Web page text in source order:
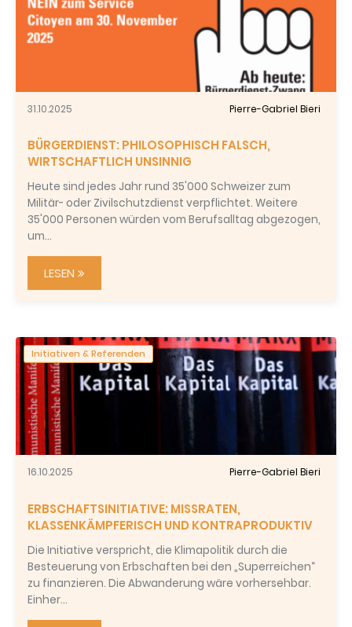
31.10.2025 Pierre-Gabriel Bieri
BÜRGERDIENST: PHILOSOPHISCH FALSCH,
WIRTSCHAFTLICH UNSINNIG
Heute sind jedes Jahr rund 35'000 Schweizer zum
Militär- oder Zivilschutzdienst verpflichtet. Weitere
35'000 Personen würden vom Berufsalltag abgezogen,
um…
LESEN
Initiativen & Referenden
16.10.2025 Pierre-Gabriel Bieri
ERBSCHAFTSINITIATIVE: MISSRATEN,
KLASSENKÄMPFERISCH UND KONTRAPRODUKTIV
Die Initiative verspricht, die Klimapolitik durch die
Besteuerung von Erbschaften bei den „Superreichen“
zu finanzieren. Die Abwanderung wäre vorhersehbar.
Einher…